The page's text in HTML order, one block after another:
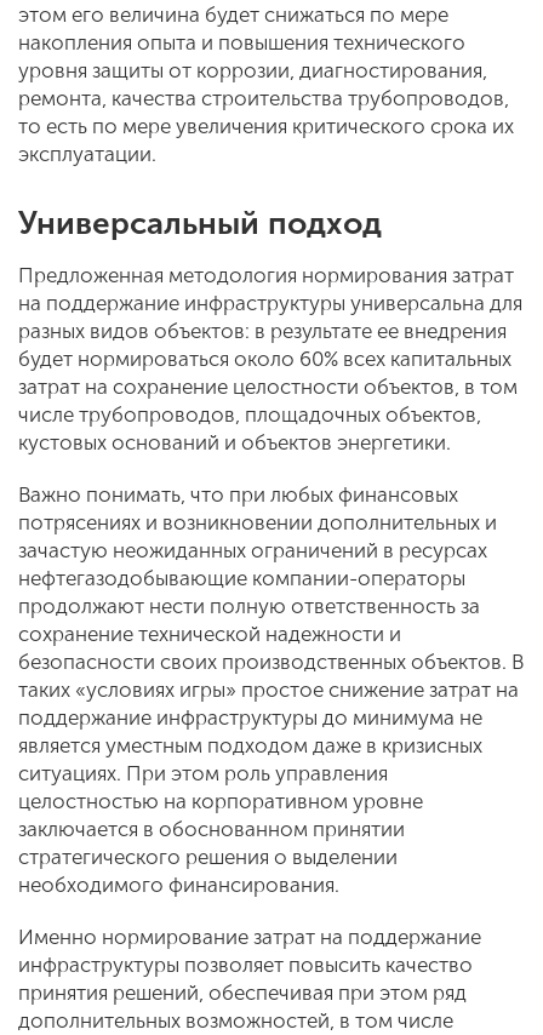
этом его величина будет снижаться по мере
накопления опыта и повышения технического
уровня защиты от коррозии, диагностирования,
ремонта, качества строительства трубопроводов,
то есть по мере увеличения критического срока их
эксплуатации.
Универсальный подход
Предложенная методология нормирования затрат
на поддержание инфраструктуры универсальна для
разных видов объектов: в результате ее внедрения
будет нормироваться около 60% всех капитальных
затрат на сохранение целостности объектов, в том
числе трубопроводов, площадочных объектов,
кустовых оснований и объектов энергетики.
Важно понимать, что при любых финансовых
потрясениях и возникновении дополнительных и
зачастую неожиданных ограничений в ресурсах
нефтегазодобывающие компании-операторы
продолжают нести полную ответственность за
сохранение технической надежности и
безопасности своих производственных объектов. В
таких «условиях игры» простое снижение затрат на
поддержание инфраструктуры до минимума не
является уместным подходом даже в кризисных
ситуациях. При этом роль управления
целостностью на корпоративном уровне
заключается в обоснованном принятии
стратегического решения о выделении
необходимого финансирования.
Именно нормирование затрат на поддержание
инфраструктуры позволяет повысить качество
принятия решений, обеспечивая при этом ряд
дополнительных возможностей, в том числе